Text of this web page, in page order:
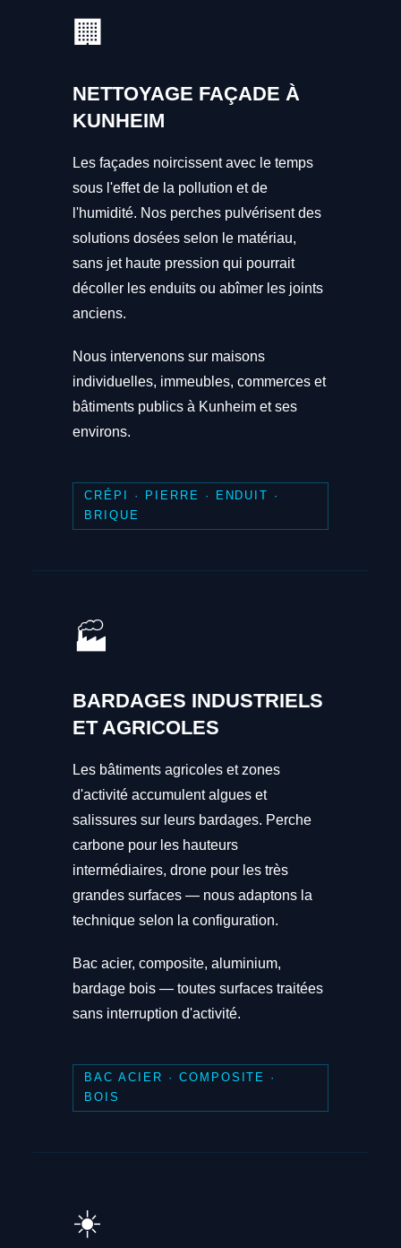
🏢
NETTOYAGE FAÇADE À
KUNHEIM
Les façades noircissent avec le temps
sous l'effet de la pollution et de
l'humidité. Nos perches pulvérisent des
solutions dosées selon le matériau,
sans jet haute pression qui pourrait
décoller les enduits ou abîmer les joints
anciens.
Nous intervenons sur maisons
individuelles, immeubles, commerces et
bâtiments publics à Kunheim et ses
environs.
CRÉPI · PIERRE · ENDUIT ·
BRIQUE
🏭
BARDAGES INDUSTRIELS
ET AGRICOLES
Les bâtiments agricoles et zones
d'activité accumulent algues et
salissures sur leurs bardages. Perche
carbone pour les hauteurs
intermédiaires, drone pour les très
grandes surfaces — nous adaptons la
technique selon la configuration.
Bac acier, composite, aluminium,
bardage bois — toutes surfaces traitées
sans interruption d'activité.
BAC ACIER · COMPOSITE ·
BOIS
☀️